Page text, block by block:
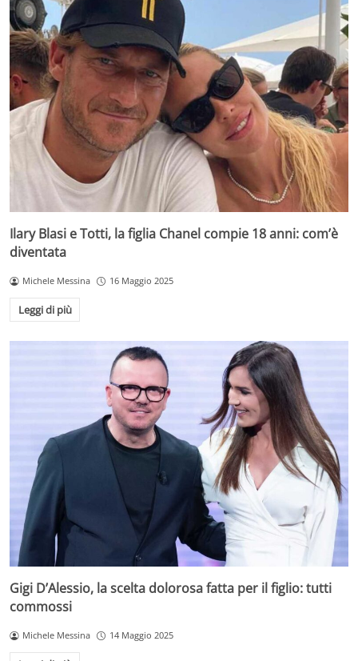
Ilary Blasi e Totti, la figlia Chanel compie 18 anni: com’è
diventata
Michele Messina 16 Maggio 2025
Leggi di più
Gigi D’Alessio, la scelta dolorosa fatta per il figlio: tutti
commossi
Michele Messina 14 Maggio 2025